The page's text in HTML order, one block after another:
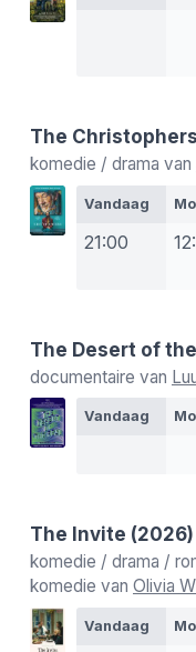
The Christophers
komedie / drama van
Vandaag
21:00
The Desert of
documentaire van
Vandaag
The Invite (2026)
komedie / drama /
komedie van Olivia
Vandaag